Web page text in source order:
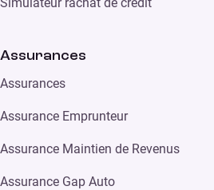
Assurances
Assurances
Assurance Emprunteur
Assurance Maintien de Revenus
Assurance Gap Auto